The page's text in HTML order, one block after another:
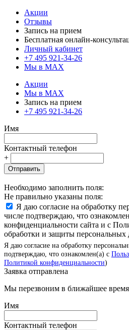
Акции
Отзывы
Запись на прием
Бесплатная онлайн-
Личный кабинет
+7 495 921-34-26
Мы в MAX
Акции
Мы в MAX
Запись на прием
+7 495 921-34-26
Имя
Контактный телефон
+
Отправить
Необходимо заполнить поля:
Не правильно указаны поля:
Я даю согласие на обработку
числе подтверждаю, что
конфиденциальности сайта и с
обработки и защиты
Я даю согласие на обработку
подтверждаю, что ознакомлен(а) с
Политикой конфиденциальности)
Заявка отправлена
Мы перезвоним в ближайшее
Имя
Контактный телефон